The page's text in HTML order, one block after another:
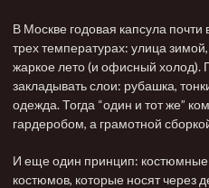
В Москве годовая капсула почти
трех температурах: улица
жаркое лето (и офисный холод).
закладывать слои: рубашка,
одежда. Тогда “один и тот же”
гардеробом, а грамотной
И еще один принцип:
костюмов, которые носят через